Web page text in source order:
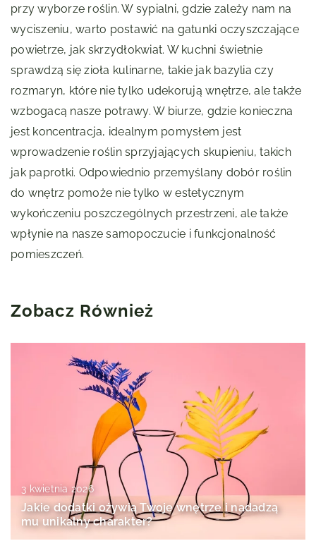
przy wyborze roślin. W sypialni, gdzie zależy nam na
wyciszeniu, warto postawić na gatunki oczyszczające
powietrze, jak skrzydłokwiat. W kuchni świetnie
sprawdzą się zioła kulinarne, takie jak bazylia czy
rozmaryn, które nie tylko udekorują wnętrze, ale także
wzbogacą nasze potrawy. W biurze, gdzie konieczna
jest koncentracja, idealnym pomysłem jest
wprowadzenie roślin sprzyjających skupieniu, takich
jak paprotki. Odpowiednio przemyślany dobór roślin
do wnętrz pomoże nie tylko w estetycznym
wykończeniu poszczególnych przestrzeni, ale także
wpłynie na nasze samopoczucie i funkcjonalność
pomieszczeń.
Zobacz Również
3 kwietnia 2026
Jakie dodatki ożywią Twoje wnętrze i nadadzą
mu unikalny charakter?